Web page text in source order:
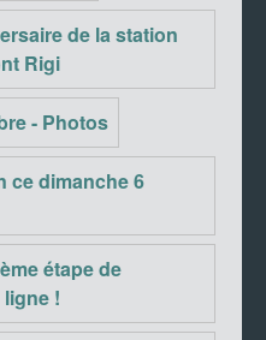
de la station
Rigi
- Photos
ce dimanche 6
étape de
ligne !